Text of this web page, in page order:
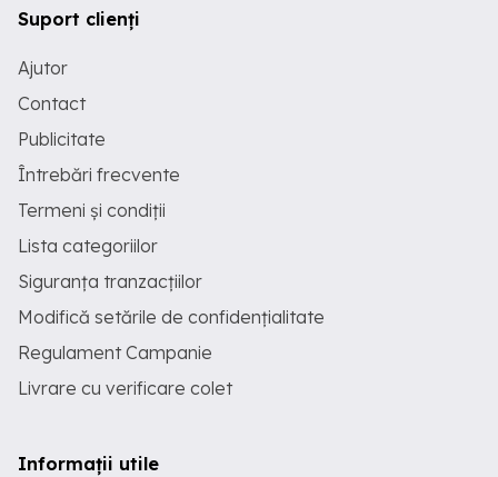
Suport clienți
Ajutor
Contact
Publicitate
Întrebări frecvente
Termeni și condiții
Lista categoriilor
Siguranța tranzacțiilor
Modifică setările de confidențialitate
Regulament Campanie
Livrare cu verificare colet
Informații utile